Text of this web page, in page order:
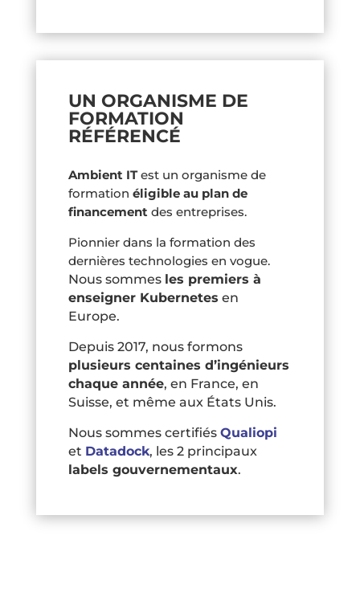
UN ORGANISME DE
FORMATION
RÉFÉRENCÉ
Ambient ITest un organisme de
formation éligible au plan de
financementdes entreprises.
Pionnier dans la formation des
dernières technologies en vogue.
Nous sommes les premiers à
enseigner Kubernetes en
Europe.
Depuis 2017, nous formons
plusieurs centaines d’ingénieurs
chaque année, en France, en
Suisse, et même aux États Unis.
Nous sommes certifiés Qualiopi
et Datadock
, les 2 principaux
labels gouvernementaux.